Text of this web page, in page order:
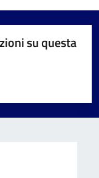
su questa